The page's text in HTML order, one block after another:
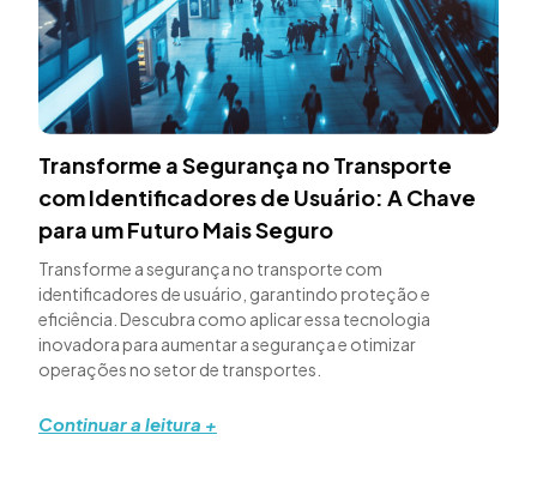
Transforme a Segurança no Transporte
com Identificadores de Usuário: A Chave
para um Futuro Mais Seguro
Transforme a segurança no transporte com
identificadores de usuário, garantindo proteção e
eficiência. Descubra como aplicar essa tecnologia
inovadora para aumentar a segurança e otimizar
operações no setor de transportes.
Continuar a leitura +